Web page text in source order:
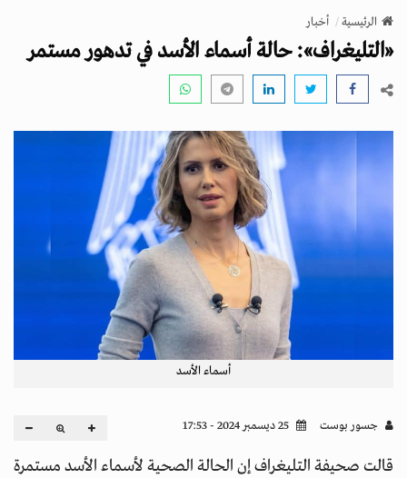
v
g
n
الرئيسية أخبار
«التليغراف»: حالة أسماء الأسد في تدهور مستمر
أسماء الأسد
جسور بوست
قالت صحيفة التليغراف إن الحالة الصحية لأسماء الأسد مستمرة